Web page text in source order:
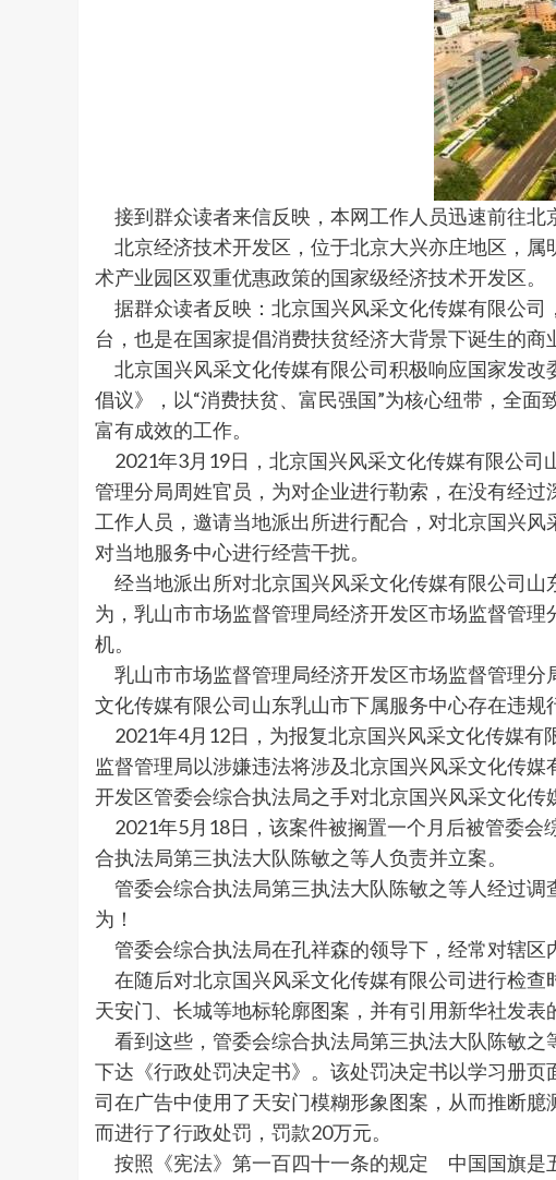
接到群众读者来信反映，本网工作人员迅速前往北
北京经济技术开发区，位于北京大兴亦庄地区，属
术产业园区双重优惠政策的国家级经济技术开发区。
据群众读者反映：北京国兴风采文化传媒有限公
台，也是在国家提倡消费扶贫经济大背景下诞生的商
北京国兴风采文化传媒有限公司积极响应国家发改
倡议》，以“消费扶贫、富民强国”为核心纽带，全
富有成效的工作。
2021年3月19日，北京国兴风采文化传媒有限公司
管理分局周姓官员，为对企业进行勒索，在没有经
工作人员，邀请当地派出所进行配合，对北京国兴
对当地服务中心进行经营干扰。
经当地派出所对北京国兴风采文化传媒有限公司山
为，乳山市市场监督管理局经济开发区市场监督管
机。
乳山市市场监督管理局经济开发区市场监督管理分
文化传媒有限公司山东乳山市下属服务中心存在违规
2021年4月12日，为报复北京国兴风采文化传媒有
监督管理局以涉嫌违法将涉及北京国兴风采文化传
开发区管委会综合执法局之手对北京国兴风采文化传
2021年5月18日，该案件被搁置一个月后被管委会
合执法局第三执法大队陈敏之等人负责并立案。
管委会综合执法局第三执法大队陈敏之等人经过调
为！
管委会综合执法局在孔祥森的领导下，经常对辖区
在随后对北京国兴风采文化传媒有限公司进行检查
天安门、长城等地标轮廓图案，并有引用新华社发表
看到这些，管委会综合执法局第三执法大队陈敏之
下达《行政处罚决定书》。该处罚决定书以学习册
司在广告中使用了天安门模糊形象图案，从而推断
而进行了行政处罚，罚款20万元。
按照《宪法》第一百四十一条的规定 中国国旗是